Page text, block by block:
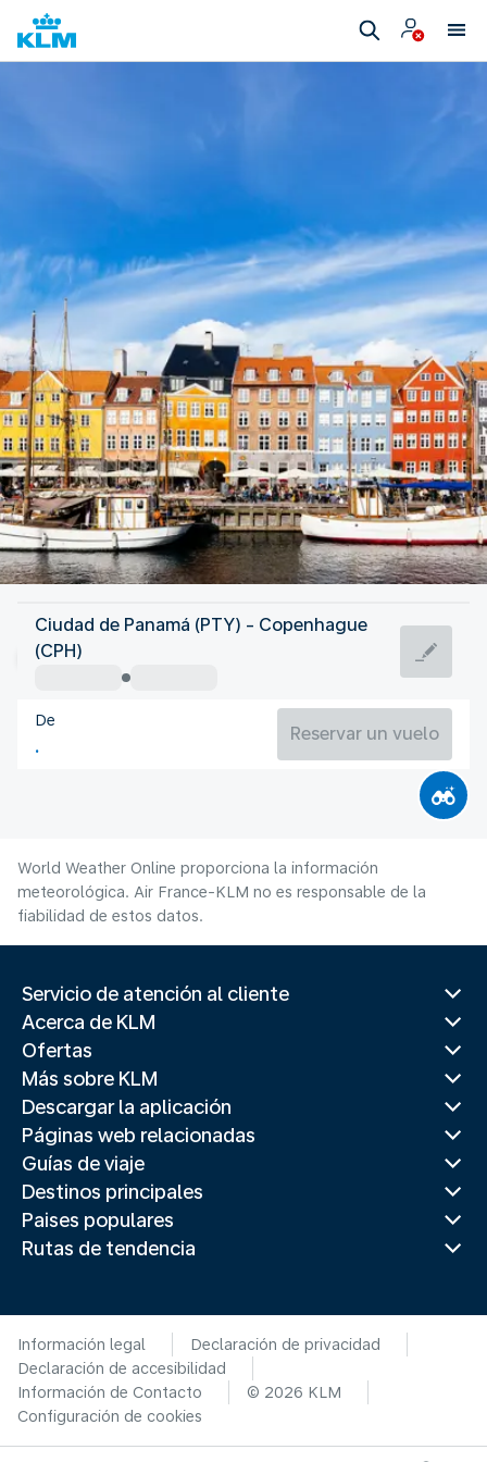
Dinamarca
Copenhague
Duración del vuelo
18°C
Ciudad de Panamá (PTY) - Copenhague
(CPH)
De
Reservar un vuelo
World Weather Online proporciona la información
meteorológica. Air France-KLM no es responsable de la
fiabilidad de estos datos.
Servicio de atención al cliente
Acerca de KLM
Ofertas
Más sobre KLM
Descargar la aplicación
Páginas web relacionadas
Guías de viaje
Destinos principales
Paises populares
Rutas de tendencia
Información legal
Declaración de privacidad
Declaración de accesibilidad
Información de Contacto
© 2026 KLM
Configuración de cookies